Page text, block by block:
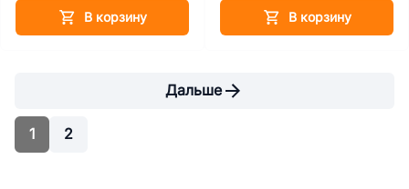
В корзину В корзину
Дальше
1 2